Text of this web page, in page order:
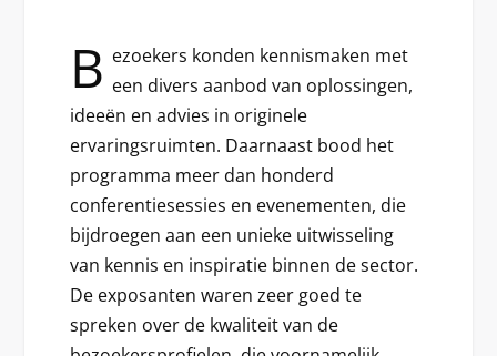
B ezoekers konden kennismaken met
een divers aanbod van oplossingen,
ideeën en advies in originele
ervaringsruimten. Daarnaast bood het
programma meer dan honderd
conferentiesessies en evenementen, die
bijdroegen aan een unieke uitwisseling
van kennis en inspiratie binnen de sector.
De exposanten waren zeer goed te
spreken over de kwaliteit van de